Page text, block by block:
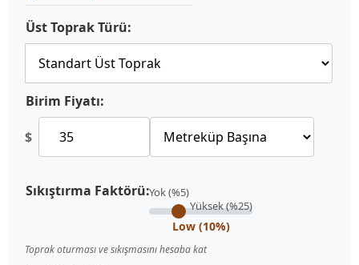
Üst Toprak Türü:
Birim Fiyatı:
$
Sıkıştırma Faktörü:Yok (%5)
Yüksek (%25)
Low (10%)
Toprak oturması ve sıkışmasını hesaba kat